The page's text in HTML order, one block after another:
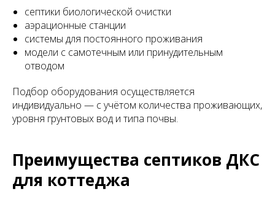
септики биологической очистки
аэрационные станции
системы для постоянного проживания
модели с самотечным или принудительным
отводом
Подбор оборудования осуществляется
индивидуально — с учётом количества проживающих,
уровня грунтовых вод и типа почвы.
Преимущества септиков ДКС
для коттеджа